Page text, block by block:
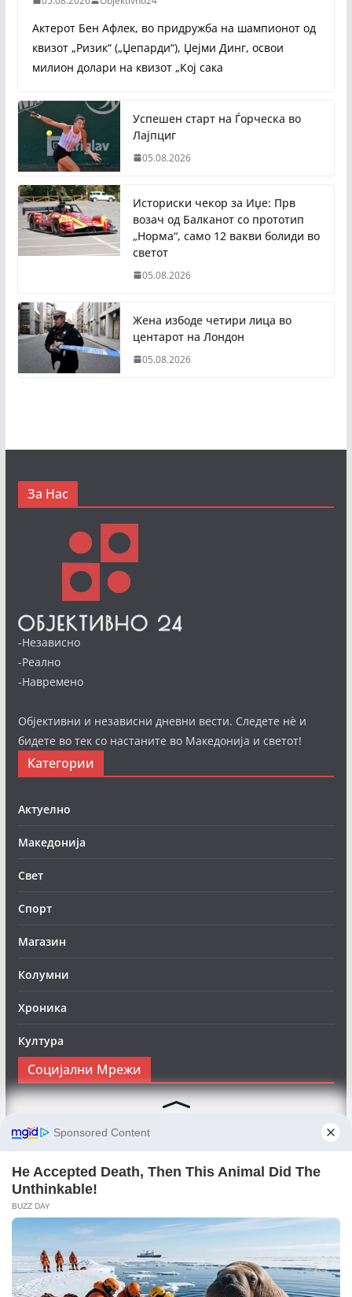
Актерот Бен Афлек, во придружба на шампионот од
квизот „Ризик“ („Џепарди“), Џејми Динг, освои
милион долари на квизот „Кој сака
Успешен старт на Ѓорческа во
Лајпциг
05.08.2026
Историски чекор за Иџе: Прв
возач од Балканот со прототип
„Норма“, само 12 вакви болиди во
светот
05.08.2026
Жена избоде четири лица во
центарот на Лондон
05.08.2026
За Нас
-Независно
-Реално
-Навремено
Објективни и независни дневни вести. Следете нè и
бидете во тек со настаните во Македонија и светот!
Категории
Актуелно
Македонија
Свет
Спорт
Магазин
Колумни
Хроника
Култура
Социјални Мрежи
Следете нè на Фејсбук за да сте во тек со најновите